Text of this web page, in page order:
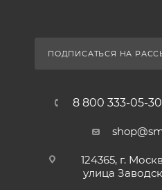
ПОДПИСАТЬСЯ НА
8 800 333-05-30
124365, г.
улица